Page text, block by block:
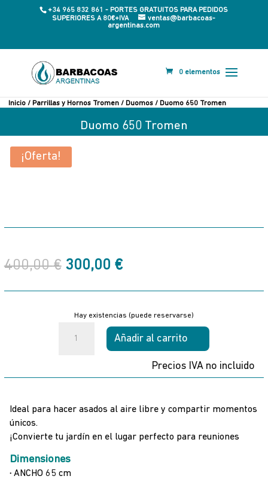
+34 965 832 861 - PORTES GRATUITOS PARA PEDIDOS
SUPERIORES A 80€+IVA
ventas@barbacoas-
argentinas.com
0 elementos
Inicio / Parrillas y Hornos Tromen / Duomos / Duomo 650 Tromen
Duomo 650 Tromen
¡Oferta!
LANZAMIENTO
400,00€ El
original
400,00 €.
300,00 €El
actual
300,00 €.
Hay existencias (puede reservarse)
Añadir al carrito
Precios IVA no incluido
Ideal para hacer asados al aire libre y compartir momentos
únicos.
¡Convierte tu jardín en el lugar perfecto para reuniones
Dimensiones
·ANCHO 65 cm